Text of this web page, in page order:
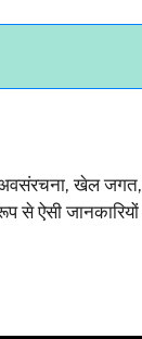
खेल जगत,
ऐसी